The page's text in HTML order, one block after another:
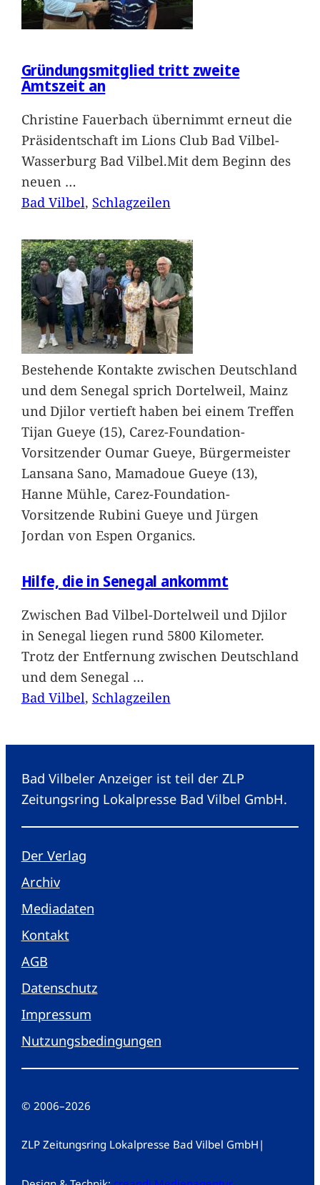
Gründungsmitglied tritt zweite
Amtszeit an
Christine Fauerbach übernimmt erneut die
Präsidentschaft im Lions Club Bad Vilbel-
Wasserburg Bad Vilbel.Mit dem Beginn des
neuen …
Bad Vilbel, Schlagzeilen
Bestehende Kontakte zwischen Deutschland
und dem Senegal sprich Dortelweil, Mainz
und Djilor vertieft haben bei einem Treffen
Tijan Gueye (15), Carez-Foundation-
Vorsitzender Oumar Gueye, Bürgermeister
Lansana Sano, Mamadoue Gueye (13),
Hanne Mühle, Carez-Foundation-
Vorsitzende Rubini Gueye und Jürgen
Jordan von Espen Organics.
Hilfe, die in Senegal ankommt
Zwischen Bad Vilbel-Dortelweil und Djilor
in Senegal liegen rund 5800 Kilometer.
Trotz der Entfernung zwischen Deutschland
und dem Senegal …
Bad Vilbel, Schlagzeilen
Bad Vilbeler Anzeiger ist teil der ZLP
Zeitungsring Lokalpresse Bad Vilbel GmbH.
Der Verlag
Archiv
Mediadaten
Kontakt
AGB
Datenschutz
Impressum
Nutzungsbedingungen
© 2006–2026
ZLP Zeitungsring Lokalpresse Bad Vilbel GmbH |